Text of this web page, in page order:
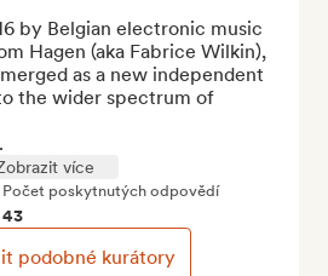
by Belgian electronic music
Hagen (aka Fabrice Wilkin),
as a new independent
the wider spectrum of
více
Počet poskytnutých odpovědí
43
podobné kurátory